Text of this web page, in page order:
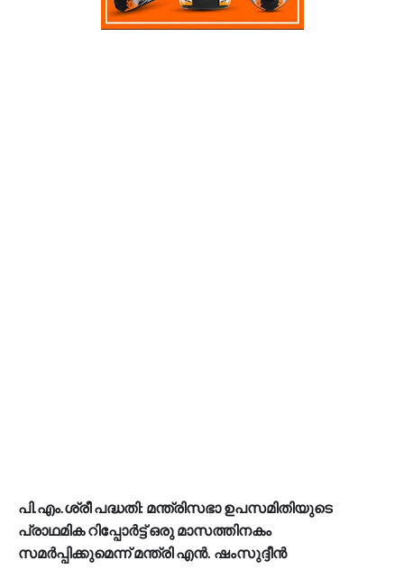
പി.എം.ശ്രീ പദ്ധതി: മന്ത്രിസഭാ ഉപസമിതിയുടെ
പ്രാഥമിക റിപ്പോർട്ട് ഒരു മാസത്തിനകം
സമർപ്പിക്കുമെന്ന് മന്ത്രി എൻ. ഷംസുദ്ദീൻ